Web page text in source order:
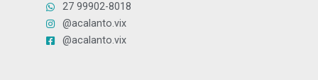
27 99902-8018
@acalanto.vix
@acalanto.vix